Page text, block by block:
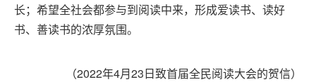
长；希望全社会都参与到阅读中来，形成爱读书、读好
书、善读书的浓厚氛围。
（2022年4月23日致首届全民阅读大会的贺信）